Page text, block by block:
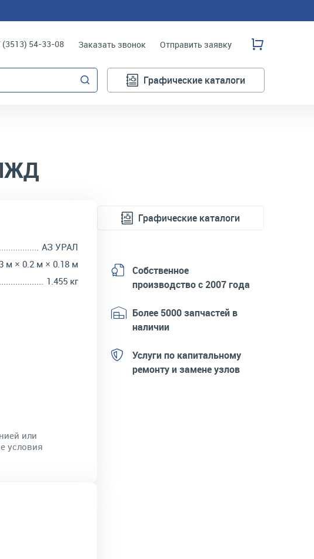
(3513) 54-33-08 Заказать звонок Отправить заявку
Графические каталоги
АЗ УРАЛ
м × 0.2 м × 0.18 м
1.455 кг
или
условия
Графические каталоги
Собственное
производство с 2007 года
Более 5000 запчастей в
наличии
Услуги по капитальному
ремонту и замене узлов